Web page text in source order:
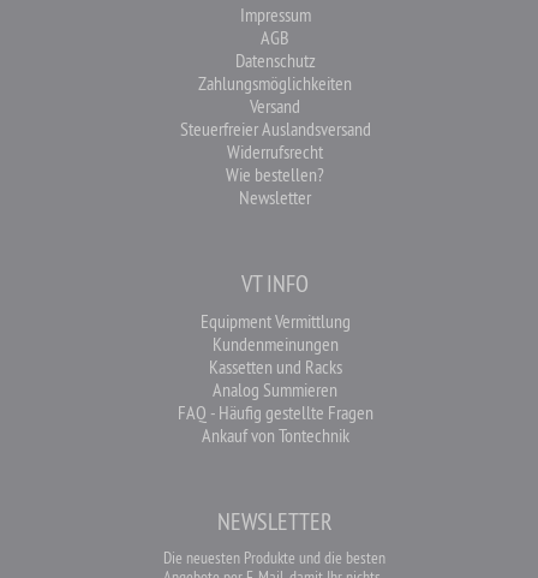
Impressum
AGB
Datenschutz
Zahlungsmöglichkeiten
Versand
Steuerfreier Auslandsversand
Widerrufsrecht
Wie bestellen?
Newsletter
VT INFO
Equipment Vermittlung
Kundenmeinungen
Kassetten und Racks
Analog Summieren
FAQ - Häufig gestellte Fragen
Ankauf von Tontechnik
NEWSLETTER
Die neuesten Produkte und die besten